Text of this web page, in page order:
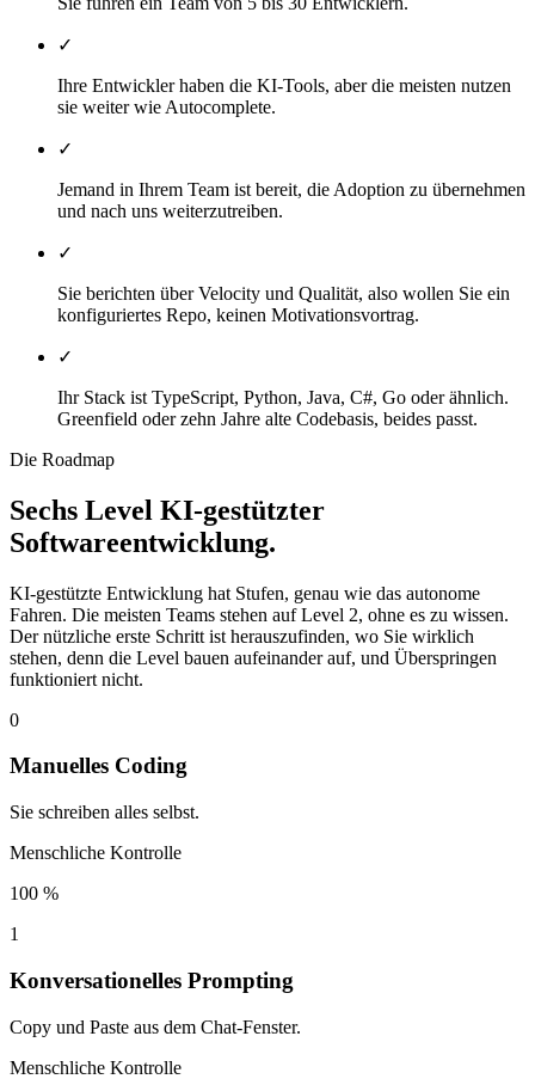
✓
Ihre Entwickler haben die KI-Tools, aber die meisten nutzen
sie weiter wie Autocomplete.
✓
Jemand in Ihrem Team ist bereit, die Adoption zu übernehmen
und nach uns weiterzutreiben.
✓
Sie berichten über Velocity und Qualität, also wollen Sie ein
konfiguriertes Repo, keinen Motivationsvortrag.
✓
Ihr Stack ist TypeScript, Python, Java, C#, Go oder ähnlich.
Greenfield oder zehn Jahre alte Codebasis, beides passt.
Die Roadmap
Sechs Level KI-gestützter
Softwareentwicklung.
KI-gestützte Entwicklung hat Stufen, genau wie das autonome
Fahren. Die meisten Teams stehen auf Level 2, ohne es zu wissen.
Der nützliche erste Schritt ist herauszufinden, wo Sie wirklich
stehen, denn die Level bauen aufeinander auf, und Überspringen
funktioniert nicht.
0
Manuelles Coding
Sie schreiben alles selbst.
Menschliche Kontrolle
100 %
1
Konversationelles Prompting
Copy und Paste aus dem Chat-Fenster.
Menschliche Kontrolle